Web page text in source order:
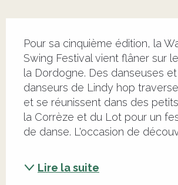
Pour sa cinquième édition, la
Swing Festival vient flâner sur
la Dordogne. Des danseuses
danseurs de Lindy hop
et se réunissent dans des
la Corrèze et du Lot pour un
de danse. L'occasion de
Lire la suite